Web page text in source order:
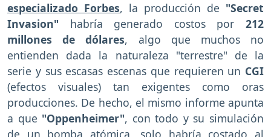
especializado Forbes, la producción de "Secret
Invasion" habría generado costos por 212
millones de dólares, algo que muchos no
entienden dada la naturaleza "terrestre" de la
serie y sus escasas escenas que requieren un CGI
(efectos visuales) tan exigentes como oras
producciones. De hecho, el mismo informe apunta
a que "Oppenheimer", con todo y su simulación
de un bomba atómica, solo habría costado al